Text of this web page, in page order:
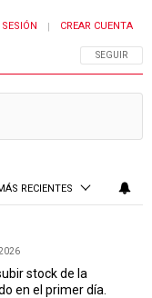
SIGA ESTA
SEGUIR
SESIÓN | CREAR CUENTA
RECIENTES
stock de la
en el primer día.